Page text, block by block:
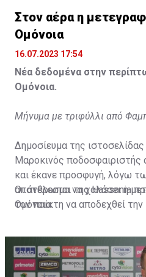
Στον αέρα η
Ομόνοια
16.07.2023 17:54
Νέα δεδομένα στην
Ομόνοια.
Μήνυμα με τριφύλλι από
Δημοσίευμα της
Μαροκινός ποδοσφαιριστής
και έκανε προσφυγή, λόγω
αποτέλεσμα να χαλάσει η
Ομόνοια.
Οι άνθρωποι της Hassania
τον παίκτη να αποδεχθεί
να λύσει το συμβόλαιό του,
ελεύθερα σε οποιαδήποτε